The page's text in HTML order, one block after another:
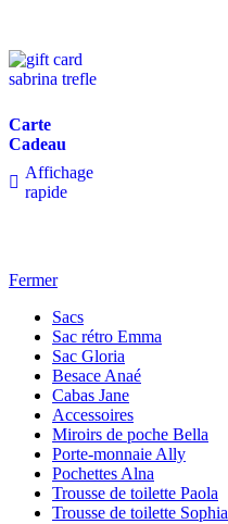
Carte
Cadeau
Affichage
rapide
Fermer
Sacs
Sac rétro Emma
Sac Gloria
Besace Anaé
Cabas Jane
Accessoires
Miroirs de poche Bella
Porte-monnaie Ally
Pochettes Alna
Trousse de toilette Paola
Trousse de toilette Sophia